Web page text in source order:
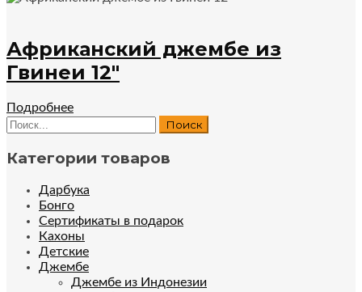
Африканский джембе из
Гвинеи 12″
Подробнее
Категории товаров
Дарбука
Бонго
Сертификаты в подарок
Кахоны
Детские
Джембе
Джембе из Индонезии